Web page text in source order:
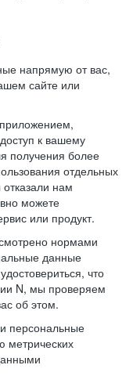
напрямую от вас,
сайте или
к вашему
получения более
отдельных
нам
можете
или продукт.
нормами
данные
что
N, мы проверяем
об этом.
персональные
метрических